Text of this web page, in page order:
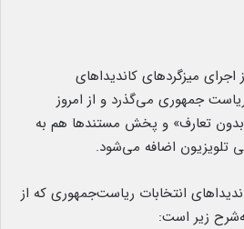
میزگردهای کاندیداهای
جمهوری می‌گذرد و از امروز
برنامه «بدون تعارف» و پخش مستندها هم به
تلویزیون اضافه می‌شود.
انتخابات ریاست‌جمهوری که از
زیر است: